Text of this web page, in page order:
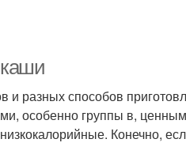
каши
и разных способов
особенно группы в,
Конечно,